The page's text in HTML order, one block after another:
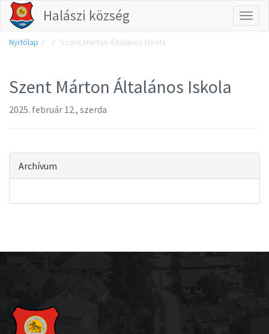
Halászi község
Nyitólap Szent Márton Általános Iskola
Szent Márton Általános Iskola
2025. február 12., szerda
Archívum